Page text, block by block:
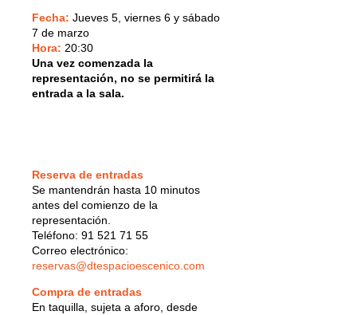
Fecha: Jueves 5, viernes 6 y sábado
7 de marzo
Hora: 20:30
Una vez comenzada la
representación, no se permitirá la
entrada a la sala.
Reserva de entradas
Se mantendrán hasta 10 minutos
antes del comienzo de la
representación.
Teléfono: 91 521 71 55
Correo electrónico:
reservas@dtespacioescenico.com
Compra de entradas
En taquilla, sujeta a aforo, desde